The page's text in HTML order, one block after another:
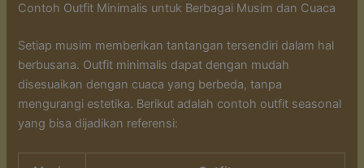
Contoh Outfit Minimalis untuk Berbagai Musim dan Cuaca
Setiap musim memberikan tantangan tersendiri dalam hal
berbusana. Outfit minimalis dapat dengan mudah
disesuaikan dengan cuaca yang berbeda, tanpa
mengurangi estetika. Berikut adalah contoh outfit seasonal
yang bisa dijadikan referensi: